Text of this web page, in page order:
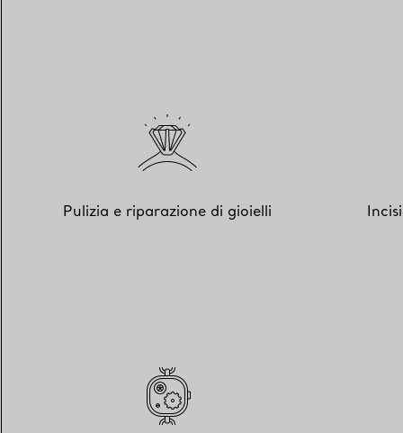
Pulizia e riparazione di gioielli